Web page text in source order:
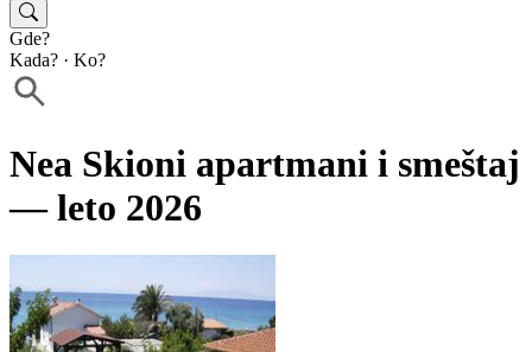
Gde?
Kada? · Ko?
Nea Skioni apartmani i smeštaj
— leto 2026